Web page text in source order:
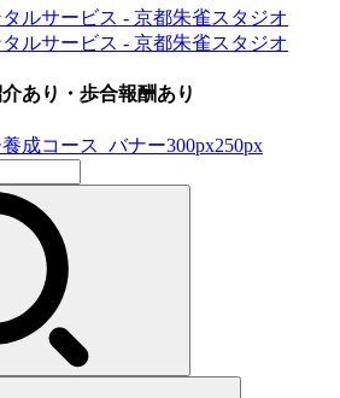
あり・歩合報酬あり